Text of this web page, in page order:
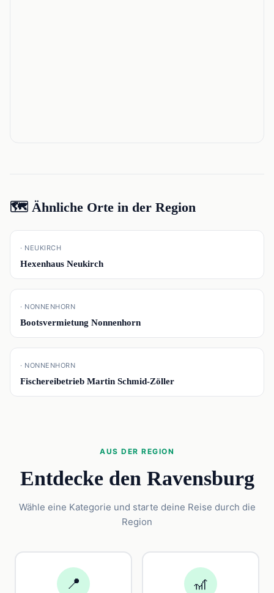
🗺️ Ähnliche Orte in der Region
📍
· NEUKIRCH
Hexenhaus Neukirch
📍
· NONNENHORN
Bootsvermietung Nonnenhorn
📍
· NONNENHORN
Fischereibetrieb Martin Schmid-Zöller
AUS DER REGION
Entdecke den Ravensburg
Wähle eine Kategorie und starte deine Reise durch die
Region
📍 🎢